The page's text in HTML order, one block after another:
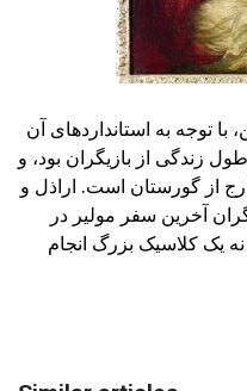
توجه به استانداردهای آن
زندگی از بازیگران بود، و
از گورستان است. اراذل و
آخرین سفر مولیر در
یک کلاسیک بزرگ انجام